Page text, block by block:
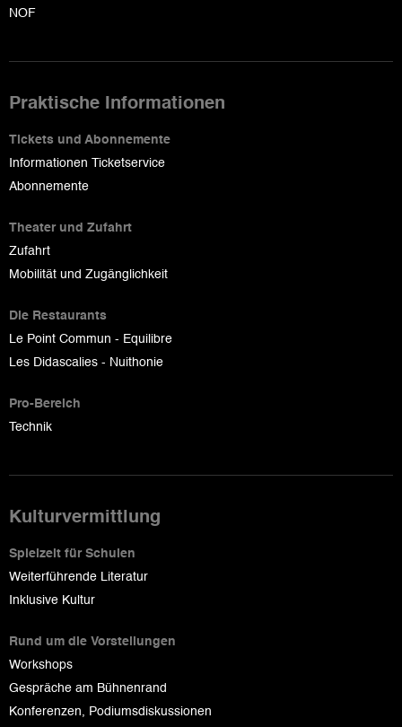
NOF
Praktische Informationen
Tickets und Abonnemente
Informationen Ticketservice
Abonnemente
Theater und Zufahrt
Zufahrt
Mobilität und Zugänglichkeit
Die Restaurants
Le Point Commun - Equilibre
Les Didascalies - Nuithonie
Pro-Bereich
Technik
Kulturvermittlung
Spielzeit für Schulen
Weiterführende Literatur
Inklusive Kultur
Rund um die Vorstellungen
Workshops
Gespräche am Bühnenrand
Konferenzen, Podiumsdiskussionen